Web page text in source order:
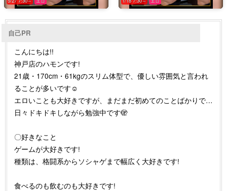
自己PR
こんにちは!!
神戸店のハモンです!
21歳・170cm・61kgのスリム体型で、優しい雰囲気と言われ
ることが多いです☺️
エロいことも大好きですが、まだまだ初めてのことばかりで…
日々ドキドキしながら勉強中です🫣
〇好きなこと
ゲームが大好きです!
種類は、格闘系からソシャゲまで幅広く大好きです!
食べるのも飲むのも大好きです!